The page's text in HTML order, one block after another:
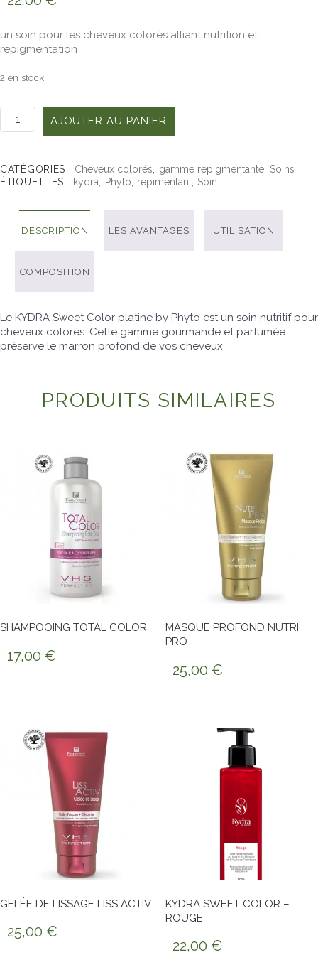
un soin pour les cheveux colorés alliant nutrition et
repigmentation
2 en stock
quantité
COLOR
-
AJOUTER AU PANIER
CATÉGORIES : Cheveux colorés gamme repigmentante, Soins
ÉTIQUETTES : kydra Phyto repimentant, Soin
DESCRIPTION LES AVANTAGES UTILISATION
COMPOSITION
Le KYDRA Sweet Color platine by Phyto est un soin nutritif pour
cheveux colorés. Cette gamme gourmande et parfumée
préserve le marron profond de vos cheveux
PRODUITS SIMILAIRES
SHAMPOOING TOTAL COLOR
17,00 €
MASQUE PROFOND NUTRI
PRO
25,00 €
GELÉE DE LISSAGE LISS ACTIV
25,00 €
KYDRA SWEET COLOR –
ROUGE
22,00 €